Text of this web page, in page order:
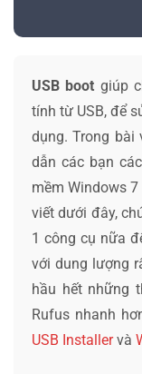
USB boot giúp
tính từ USB, để
dụng. Trong bài
dẫn các bạn
mềm Windows
viết dưới đây,
1 công cụ nữa
với dung lượng
hầu hết những
Rufus nhanh
USB Installervà